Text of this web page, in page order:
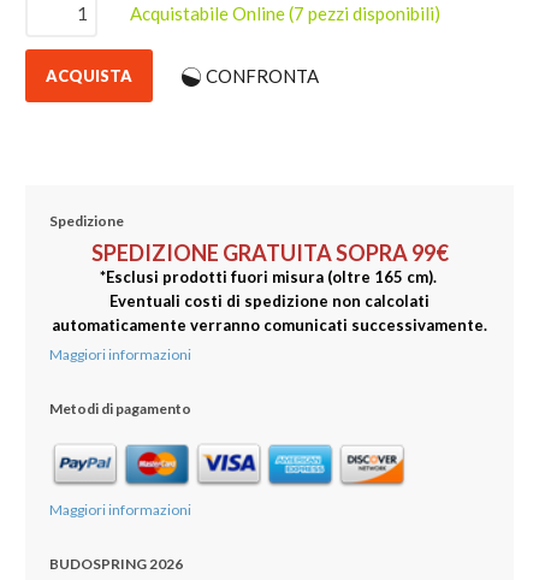
Acquistabile Online(7 pezzi disponibili)
ACQUISTA CONFRONTA
Spedizione
SPEDIZIONE GRATUITA SOPRA 99€
*Esclusi prodotti fuori misura (oltre 165 cm).
Eventuali costi di spedizione non calcolati
automaticamente verranno comunicati successivamente.
Maggiori informazioni
Metodi di pagamento
Maggiori informazioni
BUDOSPRING 2026